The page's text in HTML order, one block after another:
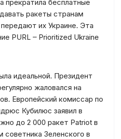
прекратила бесплатные
ракеты странам
их Украине. Эта
PURL – Prioritized Ukraine
идеальной. Президент
жаловался на
Европейский комиссар по
Кубилюс заявил в
до 2 000 ракет Patriot в
советника Зеленского в